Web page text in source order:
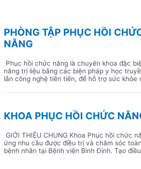
PHÒNG TẬP PHỤC HỒI
NĂNG
Phục hồi chức năng là chuyên khoa đặc
năng trị liệu bằng các biện pháp y học
lẫn công nghệ tiên tiến, để hỗ trợ sức khỏe
tâm lý vốn có, đã mất đi, suy giảm hoặc
KHOA PHỤC HỒI CHỨC
GIỚI THIỆU CHUNG Khoa Phục hồi chức
ứng nhu cầu được điều trị và chăm sóc
bệnh nhân tại Bệnh viện Bình Định. Tạo